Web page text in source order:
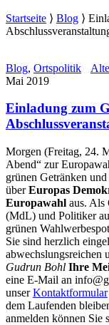
Startseite ⟩ Blog ⟩
Blog, Ortspolitik
Mai 2019
Einladung zum
Morgen (Freitag, 24.
Abend“ zur
grünen Getränken
überEuropas
Europawahl aus. Als
(MdL) und Politiker
grünen
Sie sind herzlich
abwechslungsreichen
Gudrun Bohl Ihre
eine E-Mail an
unserKontaktformular
dem Laufenden
anmelden können Sie